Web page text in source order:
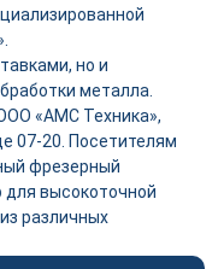
но и
металла.
«АМС Техника»,
07-20. Посетителям
фрезерный
высокоточной
различных